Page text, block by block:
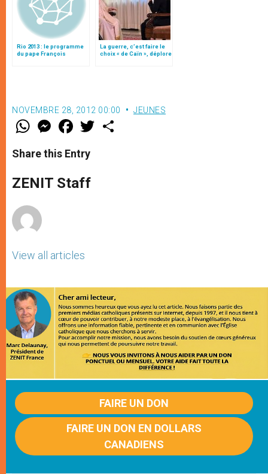
Rio 2013 : le programme
du pape François
La guerre, c’est faire le
choix « de Caïn », déplore
NOVEMBRE 28, 2012 00:00 JEUNES
W
t
s
p
p
M
e
s
e
g
e
F
a
e
b
o
k
w
Share this Entry
ZENIT Staff
View all articles
FAIRE UN DON
FAIRE UN DON EN DOLLARS
CANADIENS